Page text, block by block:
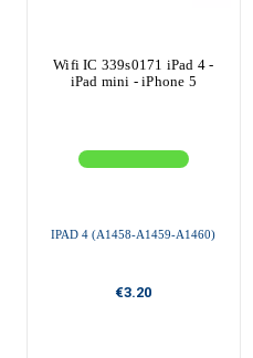
Wifi IC 339s0171 iPad 4 -
iPad mini - iPhone 5
IPAD 4 (A1458-A1459-A1460)
€3.20